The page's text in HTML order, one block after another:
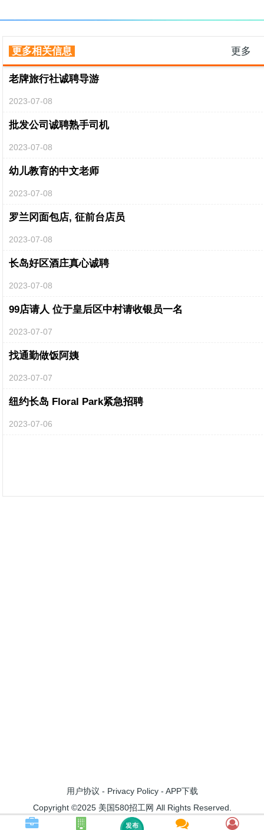
更多相关信息 更多
老牌旅行社诚聘导游
2023-07-08
批发公司诚聘熟手司机
2023-07-08
幼儿教育的中文老师
2023-07-08
罗兰冈面包店, 征前台店员
2023-07-08
长岛好区酒庄真心诚聘
2023-07-08
99店请人 位于皇后区中村请收银员一名
2023-07-07
找通勤做饭阿姨
2023-07-07
纽约长岛 Floral Park紧急招聘
2023-07-06
用户协议 - Privacy Policy- APP下载
Copyright ©2025 美国580招工网 All Rights Reserved.